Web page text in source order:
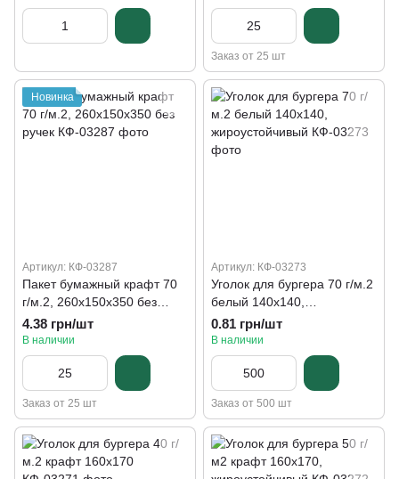
Заказ от 25 шт
Новинка
Артикул: КФ-03287
Пакет бумажный крафт 70
г/м.2, 260х150х350 без
ручек
4.38 грн/шт
В наличии
Заказ от 25 шт
Артикул: КФ-03273
Уголок для бургера 70 г/м.2
белый 140х140,
жироустойчивый
0.81 грн/шт
В наличии
Заказ от 500 шт